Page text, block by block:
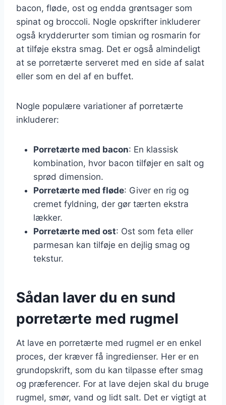
bacon, fløde, ost og endda grøntsager som
spinat og broccoli. Nogle opskrifter inkluderer
også krydderurter som timian og rosmarin for
at tilføje ekstra smag. Det er også almindeligt
at se porretærte serveret med en side af salat
eller som en del af en buffet.
Nogle populære variationer af porretærte
inkluderer:
Porretærte med bacon: En klassisk
kombination, hvor bacon tilføjer en salt og
sprød dimension.
Porretærte med fløde: Giver en rig og
cremet fyldning, der gør tærten ekstra
lækker.
Porretærte med ost: Ost som feta eller
parmesan kan tilføje en dejlig smag og
tekstur.
Sådan laver du en sund
porretærte med rugmel
At lave en porretærte med rugmel er en enkel
proces, der kræver få ingredienser. Her er en
grundopskrift, som du kan tilpasse efter smag
og præferencer. For at lave dejen skal du bruge
rugmel, smør, vand og lidt salt. Det er vigtigt at